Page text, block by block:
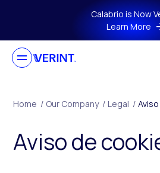
Skip to main contentCalabrio is Now
Learn More
Home / Our Company / Legal /
Aviso de